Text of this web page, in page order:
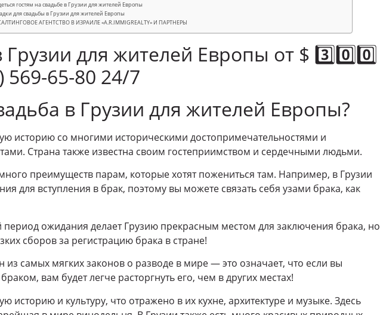
гостям на свадьбе в Грузии для жителей Европы
для свадьбы в Грузии для жителей Европы
АГЕНТСТВО В ИЗРАИЛЕ «A.R.IMMIGREALTY» И ПАРТНЕРЫ
Грузии для жителей Европы от $ 3️⃣0️⃣0️⃣
569-65-80 24/7
в Грузии для жителей Европы?
историю со многими историческими достопримечательностями и
Страна также известна своим гостеприимством и сердечными людьми.
преимуществ парам, которые хотят пожениться там. Например, в Грузии
для вступления в брак, поэтому вы можете связать себя узами брака, как
период ожидания делает Грузию прекрасным местом для заключения брака, но
сборов за регистрацию брака в стране!
из самых мягких законов о разводе в мире — это означает, что если вы
вам будет легче расторгнуть его, чем в других местах!
историю и культуру, что отражено в их кухне, архитектуре и музыке. Здесь